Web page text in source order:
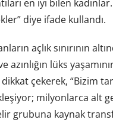
en iyi bilen
diye ifade kullandı.
açlık sınırının
azınlığın lüks
dikkat çekerek, “Bizim
milyonlarca alt
grubuna kaynak